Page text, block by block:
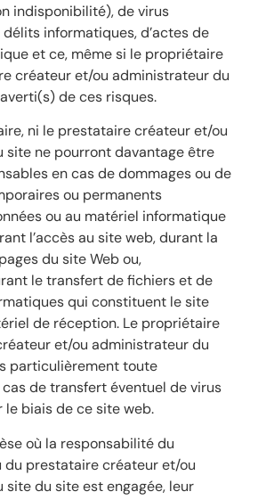
indisponibilité), de virus
informatiques, d’actes de
et ce, même si le propriétaire
créateur et/ou administrateur du
de ces risques.
ni le prestataire créateur et/ou
site ne pourront davantage être
en cas de dommages ou de
ou permanents
ou au matériel informatique
l’accès au site web, durant la
du site Web ou,
le transfert de fichiers et de
qui constituent le site
de réception. Le propriétaire
et/ou administrateur du
particulièrement toute
de transfert éventuel de virus
biais de ce site web.
où la responsabilité du
prestataire créateur et/ou
du site est engagée, leur